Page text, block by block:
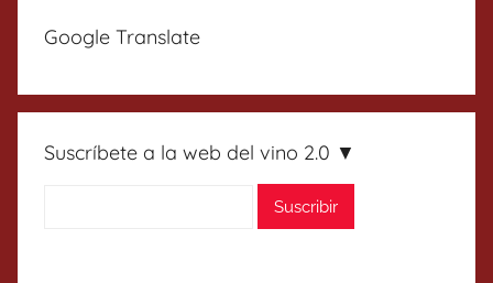
Google Translate
Suscríbete a la web del vino 2.0 ▼